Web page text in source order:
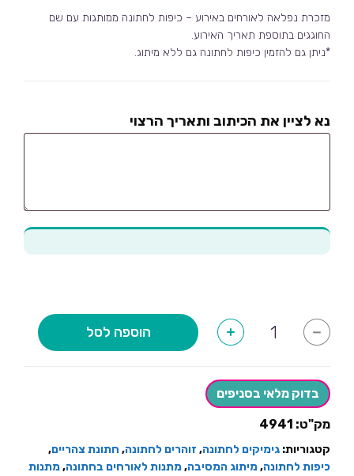
מזכרת נפלאה לאורחים באירוע – כיפות לחתונה ממותגות עם שם
החוגגים בתוספת תאריך האירוע.
*ניתן גם להזמין כיפות לחתונה גם ללא מיתוג.
נא לציין את הכיתוב ותאריך הרצוי
-
של
הדפסה
+ הוספה לסל
בדוק מלאי בסניפים
מק"ט: 4941
קטגוריות: גימיקים לחתונה, זוהרים לחתונה, חתונת צהריים,
כיפות לחתונה,מיתוג המסיבה,מתנות לאורחים בחתונה,מתנות